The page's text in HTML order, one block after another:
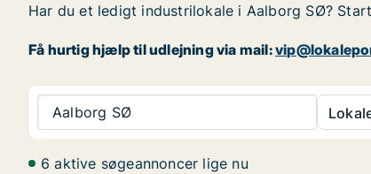
Har du et ledigt industrilokale i Aalborg SØ?
Få hurtig hjælp til udlejning via mail:
Aalborg SØ
6 aktive søgeannoncer lige nu